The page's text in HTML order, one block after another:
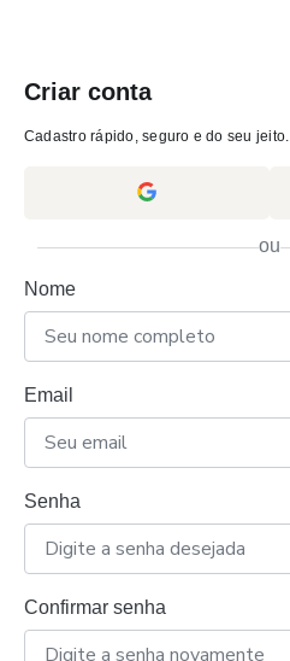
Criar conta
Cadastro rápido, seguro e do seu jeito.
ou
Nome
Email
Senha
Confirmar senha